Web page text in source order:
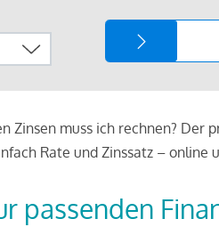
muss ich rechnen?
Rate und Zinssatz – online
passenden